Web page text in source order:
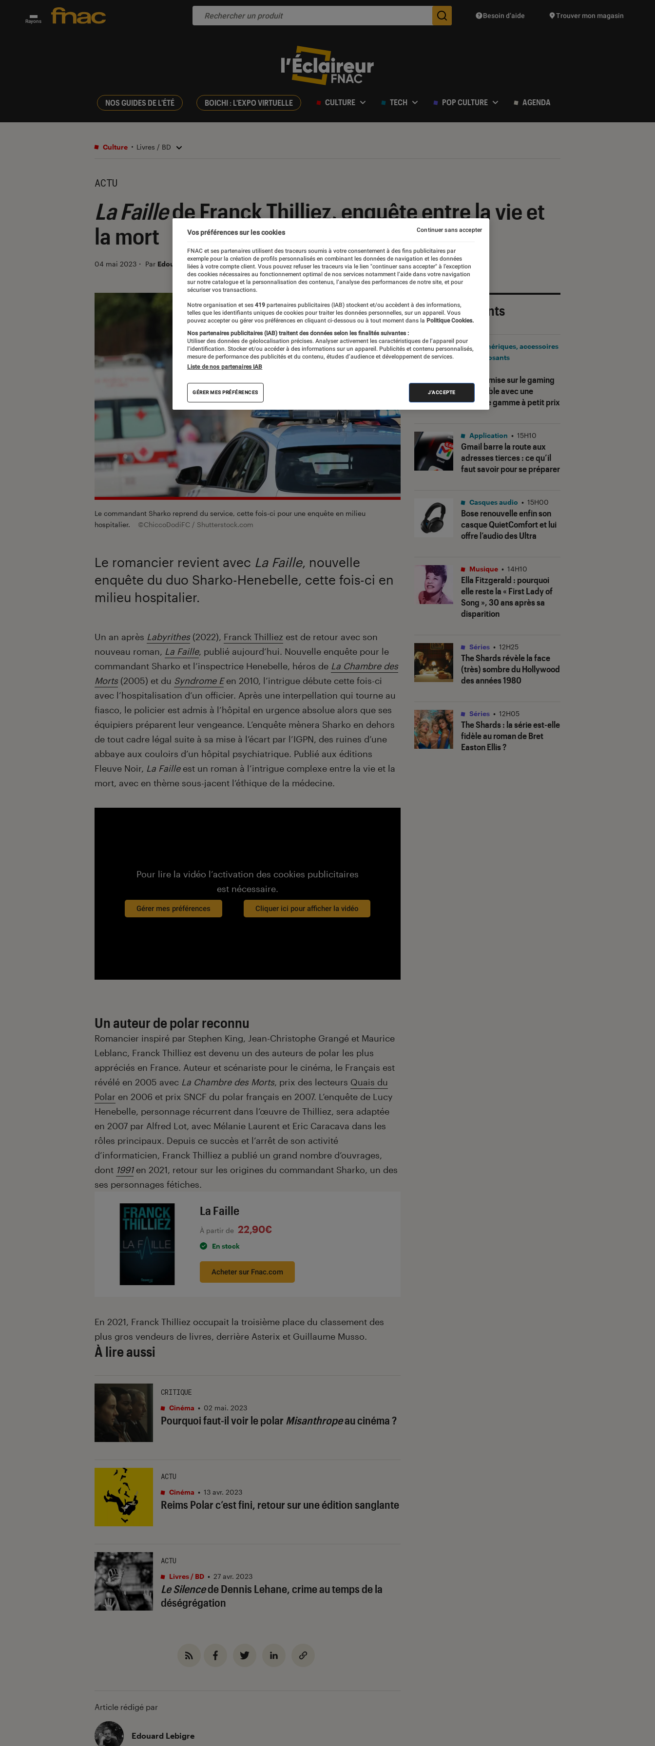
Rayons Des suggestions de produits vont vous être proposées
Besoin d’aide Trouver mon magasin
NOS GUIDES DE L'ÉTÉ BOICHI : L'EXPO VIRTUELLE CULTURE TECH POP CULTURE AGENDA
Culture Livres / BD
ACTU
La Faillede Franck Thilliez, enquête entre la vie et
la mort
04 mai 2023 ・ Par Edouard Lebigre
Le commandant Sharko reprend du service, cette fois-ci pour une enquête en milieu
hospitalier.
©ChiccoDodiFC / Shutterstock.com
Le romancier revient avec La Faille, nouvelle
enquête du duo Sharko-Henebelle, cette fois-ci en
milieu hospitalier.
Introduction
Un an après Labyrithes(2022), Franck Thilliez est de retour avec son
nouveau roman, La Faille, publié aujourd’hui. Nouvelle enquête pour le
commandant Sharko et l’inspectrice Henebelle, héros de La Chambre des
Morts(2005) et du Syndrome Een 2010, l’intrigue débute cette fois-ci
avec l’hospitalisation d’un officier. Après une interpellation qui tourne au
fiasco, le policier est admis à l’hôpital en urgence absolue alors que ses
équipiers préparent leur vengeance. L’enquête mènera Sharko en dehors
de tout cadre légal suite à sa mise à l’écart par l’IGPN, des ruines d’une
abbaye aux couloirs d’un hôpital psychiatrique. Publié aux éditions
Fleuve Noir, La Failleest un roman à l’intrigue complexe entre la vie et la
mort, avec en thème sous-jacent l’éthique de la médecine.
Pour lire la vidéo l’activation des cookies publicitaires
est nécessaire.
Gérer mes préférences Cliquer ici pour afficher la vidéo
Un auteur de polar reconnu
Romancier inspiré par Stephen King, Jean-Christophe Grangé et Maurice
Leblanc, Franck Thilliez est devenu un des auteurs de polar les plus
appréciés en France. Auteur et scénariste pour le cinéma, le Français est
révélé en 2005 avec La Chambre des Morts, prix des lecteurs Quais du
Polar en 2006 et prix SNCF du polar français en 2007. L’enquête de Lucy
Henebelle, personnage récurrent dans l’œuvre de Thilliez, sera adaptée
en 2007 par Alfred Lot, avec Mélanie Laurent et Eric Caracava dans les
rôles principaux. Depuis ce succès et l’arrêt de son activité
d’informaticien, Franck Thilliez a publié un grand nombre d’ouvrages,
dont 1991en 2021, retour sur les origines du commandant Sharko, un des
ses personnages fétiches.
La Faille
À partir de 22,90€
En stock
Acheter sur Fnac.com
En 2021, Franck Thilliez occupait la troisième place du classement des
plus gros vendeurs de livres, derrière Asterix et Guillaume Musso.
À lire aussi
Pourquoi faut-il voir le polar Misanthropeau cinéma ?
CRITIQUE
Cinéma • 02 mai. 2023
Reims Polar c’est fini, retour sur une édition sanglante
ACTU
Cinéma • 13 avr. 2023
Le Silencede Dennis Lehane, crime au temps de la
déségrégation
ACTU
Livres / BD • 27 avr. 2023
Article rédigé par
Edouard Lebigre
Les plus récents
Corsair mise sur le gaming
accessible avec une
nouvelle gamme à petit prix
Périphériques, accessoires
et composants
Gmail barre la route aux
adresses tierces : ce qu’il
faut savoir pour se préparer
Application • 15H10
Bose renouvelle enfin son
casque QuietComfort et lui
offre l’audio des Ultra
Casques audio • 15H00
Ella Fitzgerald : pourquoi
elle reste la « First Lady of
Song », 30 ans après sa
disparition
Musique • 14H10
The Shardsrévèle la face
(très) sombre du Hollywood
des années 1980
Séries • 12H25
The Shards: la série est-elle
fidèle au roman de Bret
Easton Ellis ?
Séries • 12H05
Vos préférences sur les cookies
FNAC et ses partenaires utilisent des traceurs soumis à votre consentement à des fins publicitaires par
exemple pour la création de profils personnalisés en combinant les données de navigation et les données
liées à votre compte client. Vous pouvez refuser les traceurs via le lien "continuer sans accepter" à l’exception
des cookies nécessaires au fonctionnement optimal de nos services notamment l’aide dans votre navigation
sur notre catalogue et la personnalisation des contenus, l’analyse des performances de notre site, et pour
sécuriser vos transactions.
Notre organisation et ses 419 partenaires publicitaires (IAB) stockent et/ou accèdent à des informations,
telles que les identifiants uniques de cookies pour traiter les données personnelles, sur un appareil. Vous
pouvez accepter ou gérer vos préférences en cliquant ci-dessous ou à tout moment dans la Politique Cookies.
Nos partenaires publicitaires (IAB) traitent des données selon les finalités suivantes :
Utiliser des données de géolocalisation précises. Analyser activement les caractéristiques de l’appareil pour
l’identification. Stocker et/ou accéder à des informations sur un appareil. Publicités et contenu personnalisés,
mesure de performance des publicités et du contenu, études d’audience et développement de services.
Liste de nos partenaires IAB
GÉRER MES PRÉFÉRENCES J'ACCEPTE
Continuer sans accepter